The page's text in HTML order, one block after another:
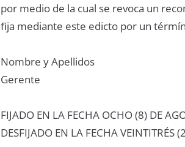
por medio de la cual se revoca un
ﬁja mediante este edicto por un
Nombre y Apellidos
Gerente
FIJADO EN LA FECHA OCHO (8) DE
DESFIJADO EN LA FECHA VEINTITRÉS